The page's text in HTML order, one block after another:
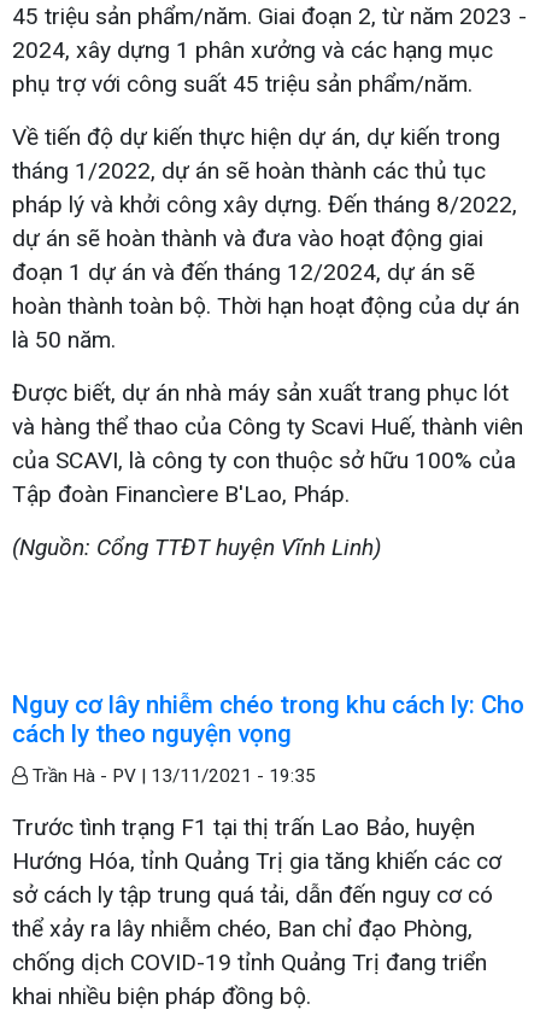
45 triệu sản phẩm/năm. Giai đoạn 2, từ năm 2023 -
2024, xây dựng 1 phân xưởng và các hạng mục
phụ trợ với công suất 45 triệu sản phẩm/năm.
Về tiến độ dự kiến thực hiện dự án, dự kiến trong
tháng 1/2022, dự án sẽ hoàn thành các thủ tục
pháp lý và khởi công xây dựng. Đến tháng 8/2022,
dự án sẽ hoàn thành và đưa vào hoạt động giai
đoạn 1 dự án và đến tháng 12/2024, dự án sẽ
hoàn thành toàn bộ. Thời hạn hoạt động của dự án
là 50 năm.
Được biết, dự án nhà máy sản xuất trang phục lót
và hàng thể thao của Công ty Scavi Huế, thành viên
của SCAVI, là công ty con thuộc sở hữu 100% của
Tập đoàn Financìere B'Lao, Pháp.
(Nguồn: Cổng TTĐT huyện Vĩnh Linh)
Nguy cơ lây nhiễm chéo trong khu cách ly: Cho
cách ly theo nguyện vọng
Trần Hà - PV | 13/11/2021 - 19:35
Trước tình trạng F1 tại thị trấn Lao Bảo, huyện
Hướng Hóa, tỉnh Quảng Trị gia tăng khiến các cơ
sở cách ly tập trung quá tải, dẫn đến nguy cơ có
thể xảy ra lây nhiễm chéo, Ban chỉ đạo Phòng,
chống dịch COVID-19 tỉnh Quảng Trị đang triển
khai nhiều biện pháp đồng bộ.